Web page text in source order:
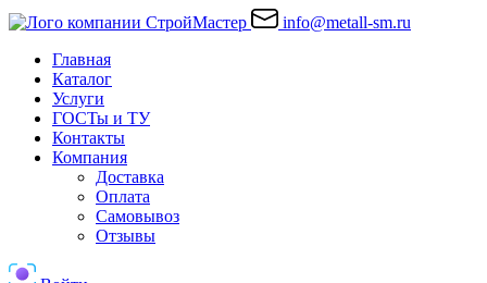
info@metall-sm.ru
Главная
Каталог
Услуги
ГОСТы и ТУ
Контакты
Компания
Доставка
Оплата
Самовывоз
Отзывы